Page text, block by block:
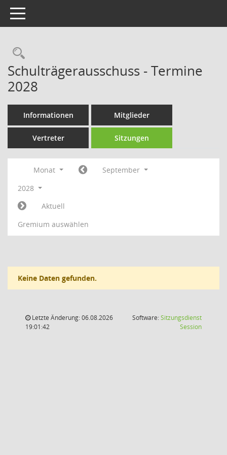
Toggle navigation
Rechercheauswahl
Schulträgerausschuss - Termine
2028
Informationen Mitglieder
Vertreter Sitzungen
Monat
September
2028
Aktuell
Gremium auswählen
Keine Daten gefunden.
Letzte Änderung: 06.08.2026
19:01:42
Software:Sitzungsdienst
Session(Wird in